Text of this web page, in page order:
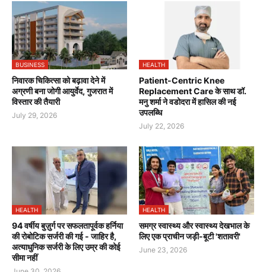
BUSINESS
निवारक चिकित्सा को बढ़ावा देने में
अग्रणी बना जोगी आयुर्वेद, गुजरात में
विस्तार की तैयारी
July 29, 2026
HEALTH
Patient-Centric Knee
Replacement Care के साथ डॉ.
मनु शर्मा ने वडोदरा में हासिल की नई
उपलब्धि
July 22, 2026
HEALTH
94 वर्षीय बुज़ुर्ग पर सफलतापूर्वक हर्निया
की रोबोटिक सर्जरी की गई - जाहिर है,
अत्याधुनिक सर्जरी के लिए उम्र की कोई
सीमा नहीं
HEALTH
समग्र स्वास्थ्य और स्वास्थ्य देखभाल के
लिए एक प्राचीन जड़ी-बूटी 'शतावरी'
June 23, 2026